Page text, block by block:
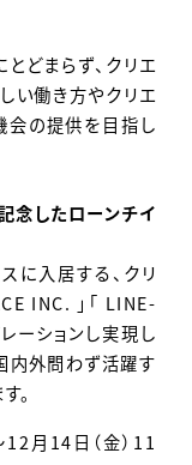
どまらず、クリエ
い働き方やクリエ
会の提供を目指し
したローンチイ
に入居する、クリ
INC. 」「 LINE-
ーションし実現し
内外問わず活躍す
。
月14日（金）11